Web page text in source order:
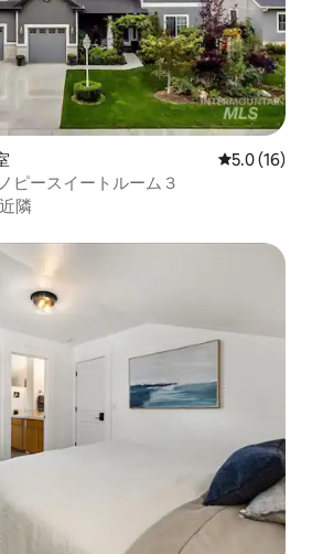
レビュー16
5.0 (16)
ハウス キャノピースイートルーム３
近隣
スです。